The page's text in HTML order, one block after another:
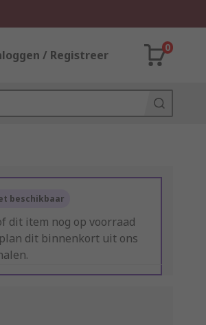
/ Registreer
0
beschikbaar
dit item nog op voorraad
plan dit binnenkort uit ons